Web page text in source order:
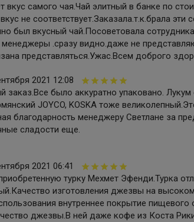
вкус самого чая.Чай элитный в банке по
не соответствует.Заказала.т.к.брала эти
был вкусный чай.Посоветовала
.сразу видно.даже не
представляться.Ужас.Всем доброго
2021 12:08
заказ.Все было аккуратно упаковано.
JOYCO, KOSKA тоже
благодарность менеджеру Светлане за
сладости еще.
2021 06:41
турку Мехмет Эфенди.Турка
изготовления джезвы на
внутреннее покрытие
джезвы.В ней даже кофе из Коста